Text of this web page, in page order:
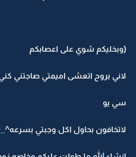
(وبخليكم شوي على اعصابكم
لاني بروح اتعشى اميمتي صاجتني
سي يو
لاتخافون بحاول اكل وجبتي